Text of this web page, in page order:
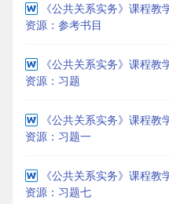
《公共关系实务》课程教
资源：参考书目
《公共关系实务》课程教
资源：习题
《公共关系实务》课程教
资源：习题一
《公共关系实务》课程教
资源：习题七